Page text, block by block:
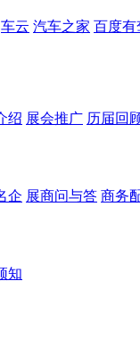
车云 汽车之家 百度有
绍 展会推广 历届回
企 展商问与答 商务
知